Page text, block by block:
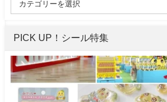
PICK UP！シール特集